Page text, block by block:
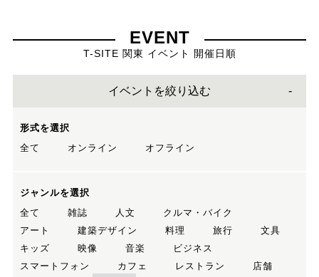
EVENT
T-SITE 関東 イベント 開催日順
イベントを絞り込む
形式を選択
全て
オンライン オフライン
ジャンルを選択
全て
雑誌 人文
クルマ・バイク
アート
建築デザイン 料理 旅行
文具
キッズ
映像 音楽
ビジネス
スマートフォン
カフェ レストラン
店舗